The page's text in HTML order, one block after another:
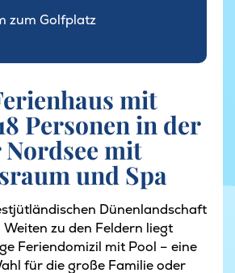
zum Golfplatz
mit
Personen in der
Nordsee mit
und Spa
Dünenlandschaft
zu den Feldern liegt
Feriendomizil mit Pool – eine
für die große Familie oder